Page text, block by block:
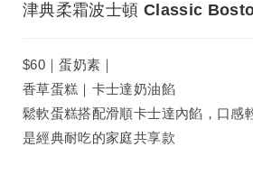
津典柔霜波士頓 Classic
$60｜蛋奶素｜
香草蛋糕｜卡士達奶油餡
鬆軟蛋糕搭配滑順卡士達內餡，口感
是經典耐吃的家庭共享款